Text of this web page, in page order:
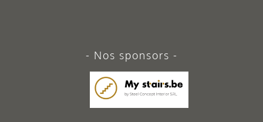
Nos sponsors